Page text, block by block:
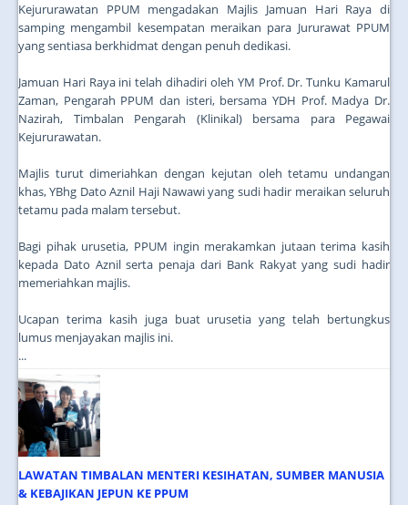
Kejururawatan PPUM mengadakan Majlis Jamuan Hari Raya di
samping mengambil kesempatan meraikan para Jururawat PPUM
yang sentiasa berkhidmat dengan penuh dedikasi.
Jamuan Hari Raya ini telah dihadiri oleh YM Prof. Dr. Tunku Kamarul
Zaman, Pengarah PPUM dan isteri, bersama YDH Prof. Madya Dr.
Nazirah, Timbalan Pengarah (Klinikal) bersama para Pegawai
Kejururawatan.
Majlis turut dimeriahkan dengan kejutan oleh tetamu undangan
khas, YBhg Dato Aznil Haji Nawawi yang sudi hadir meraikan seluruh
tetamu pada malam tersebut.
Bagi pihak urusetia, PPUM ingin merakamkan jutaan terima kasih
kepada Dato Aznil serta penaja dari Bank Rakyat yang sudi hadir
memeriahkan majlis.
Ucapan terima kasih juga buat urusetia yang telah bertungkus
lumus menjayakan majlis ini.
...
LAWATAN TIMBALAN MENTERI KESIHATAN, SUMBER MANUSIA
& KEBAJIKAN JEPUN KE PPUM